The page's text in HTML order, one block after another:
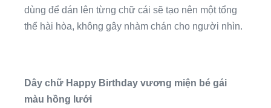
dùng để dán lên từng chữ cái sẽ tạo nên một tổng
thể hài hòa, không gây nhàm chán cho người nhìn.
Dây chữ Happy Birthday vương miện bé gái
màu hồng lưới